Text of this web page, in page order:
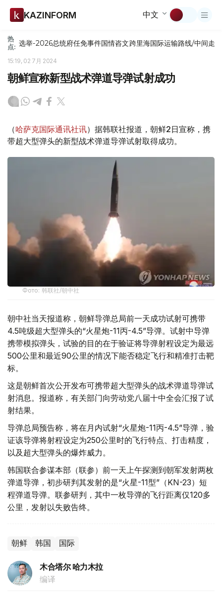
KAZINFORM 中文
热
点: 选举-2026总统府任免事件国情咨文跨里海国际运输路线/中间走廊
15:19, 02 7月 2024
朝鲜宣称新型战术弹道导弹试射成功
（哈萨克国际通讯社讯）据韩联社报道，朝鲜2日宣称，携
带超大型弹头的新型战术弹道导弹试射取得成功。
Фото: 韩联社/朝中社
朝中社当天报道称，朝鲜导弹总局前一天成功试射可携带
4.5吨级超大型弹头的“火星炮-11丙-4.5”导弹。试射中导弹
携带模拟弹头，试验的目的在于验证将导弹射程设定为最远
500公里和最近90公里的情况下能否稳定飞行和精准打击靶
标。
这是朝鲜首次公开发布可携带超大型弹头的战术弹道导弹试
射消息。报道称，有关部门向劳动党八届十中全会汇报了试
射结果。
导弹总局预告称，将在月内试射“火星炮-11丙-4.5”导弹，验
证该导弹将射程设定为250公里时的飞行特点、打击精度，
以及超大型弹头的爆炸威力。
韩国联合参谋本部（联参）前一天上午探测到朝军发射两枚
弹道导弹，初步研判其发射的是“火星-11型”（KN-23）短
程弹道导弹。联参研判，其中一枚导弹的飞行距离仅120多
公里，发射以失败告终。
朝鲜 韩国 国际
木合塔尔 哈力木拉
编译